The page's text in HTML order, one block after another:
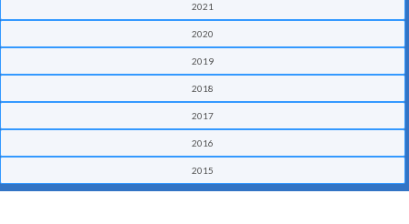
2021
2020
2019
2018
2017
2016
2015